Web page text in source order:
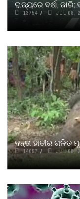
ରାଜ୍ୟରେ ବର୍ଷା
13754 JUL 08,
ଦନ୍ତା ହାତୀର ଗଳିତ
14057 JUL 08,